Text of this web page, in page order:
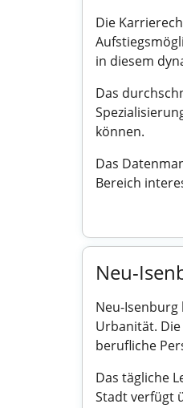
Die
in diesem
Das
können.
Das
Bereich
Neu-
Neu-
Urbanität.
berufliche
Das tägliche
Stadt verfügt